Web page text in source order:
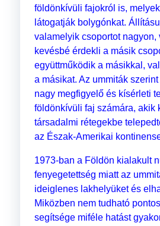
földönkívüli fajokról is,
látogatják bolygónkat.
valamelyik csoportot nagyon,
kevésbé érdekli a másik
együttműködik a másikkal,
a másikat. Az ummiták
nagy megfigyelő és kísérleti
földönkívüli faj számára, akik
társadalmi rétegekbe
az Észak-Amerikai
1973-ban a Földön kialakult
fenyegetettség miatt az
ideiglenes lakhelyüket és
Miközben nem tudható
segítsége miféle hatást